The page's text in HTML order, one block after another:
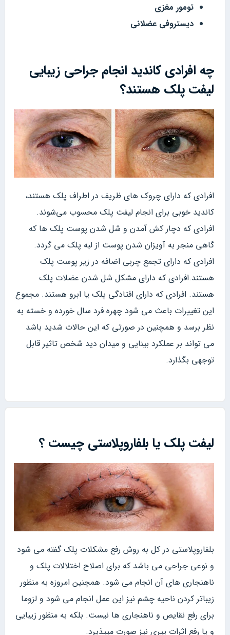
تومور مغزی
دیستروفی عضلانی
چه افرادی کاندید انجام جراحی زیبایی
لیفت پلک هستند؟
افرادی که دارای چروک های ظریف در اطراف پلک هستند،
کاندید خوبی برای انجام لیفت پلک محسوب می‌شوند.
افرادی که دچار کش آمدن و شل شدن پوست پلک ها که
گاهی منجر به آویزان شدن پوست از لبه پلک می گردد.
افرادی که دارای تجمع چربی اضافه در زیر پوست پلک
هستند.افرادی که دارای مشکل شل شدن عضلات پلک
هستند. افرادی که دارای افتادگی پلک یا ابرو هستند. مجموع
این تغییرات باعث می شود چهره فرد سال خورده و خسته به
نظر برسد و همچنین در صورتی که این حالات شدید باشد
می تواند بر عملکرد بینایی و میدان دید شخص تاثیر قابل
توجهی بگذارد.
لیفت پلک یا بلفاروپلاستی چیست ؟
بلفاروپلاستی در کل به روش رفع مشکلات پلک گفته می شود
و نوعی جراحی می باشد که برای اصلاح اختلالات پلک و
ناهنجاری های آن انجام می شود. همچنین امروزه به منظور
زیباتر کردن ناحیه چشم نیز این عمل انجام می شود و لزوما
برای رفع نقایص و ناهنجاری ها نیست. بلکه به منظور زیبایی
و یا رفع اثرات پیری نیز صورت میپذیرد.